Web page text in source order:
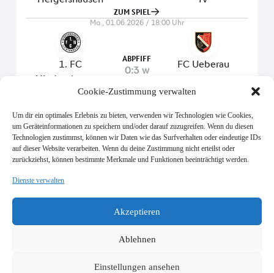
Cookie-Zustimmung verwalten
Um dir ein optimales Erlebnis zu bieten, verwenden wir Technologien wie Cookies,
um Geräteinformationen zu speichern und/oder darauf zuzugreifen. Wenn du diesen
Technologien zustimmst, können wir Daten wie das Surfverhalten oder eindeutige IDs
auf dieser Website verarbeiten. Wenn du deine Zustimmung nicht erteilst oder
zurückziehst, können bestimmte Merkmale und Funktionen beeinträchtigt werden.
Dienste verwalten
Akzeptieren
Ablehnen
Einstellungen ansehen
SV Viktoria Klein-Zimmern 1945 e.V.
Impressum